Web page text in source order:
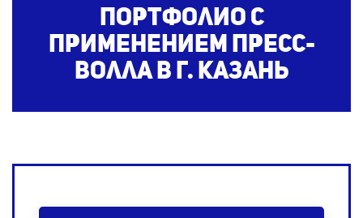
Портфолио с
применением пресс-
воллав г. Казань